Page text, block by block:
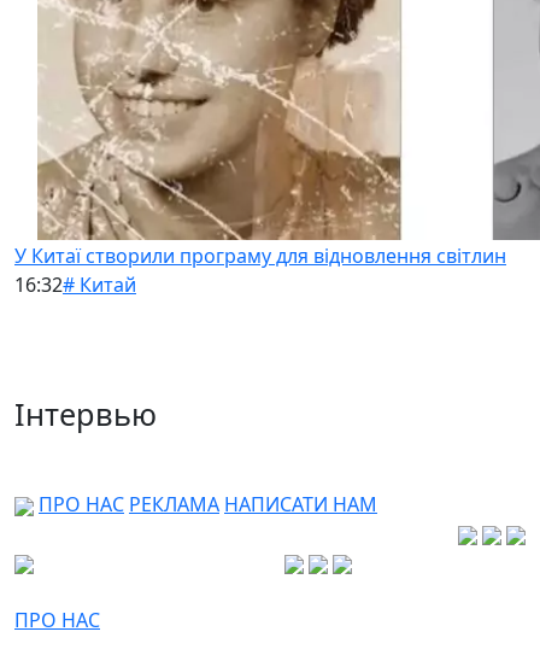
У Китаї створили програму для відновлення світлин
16:32# Китай
Інтервью
ПРО НАС РЕКЛАМА НАПИСАТИ НАМ
ПРО НАС